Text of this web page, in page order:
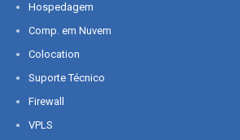
Hospedagem
Comp. em Nuvem
Colocation
Suporte Técnico
Firewall
VPLS